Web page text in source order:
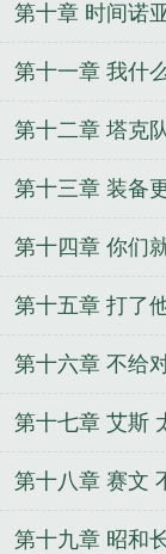
第十章 时间诺
第十一章 我什
第十二章 塔克
第十三章 装备
第十四章 你们
第十五章 打了
第十六章 不给
第十七章 艾斯
第十八章 赛文
第十九章 昭和